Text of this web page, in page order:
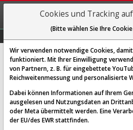
MannKind
[MNKD | WKN A2DMZL |
4,116 $
Echtzeit-Aktienkurs
BID:
Cookies und Tracking
(Bitte wählen Sie Ihre
Wir verwenden notwendige Cookies,
funktioniert. Mit Ihrer Einwilligung
von Partnern, z. B. für eingebettete
Reichweitenmessung und personalisierte
Dabei können Informationen auf Ihrem
ausgelesen und Nutzungsdaten an
oder Meta übermittelt werden. Eine
der EU/des EWR stattfinden.